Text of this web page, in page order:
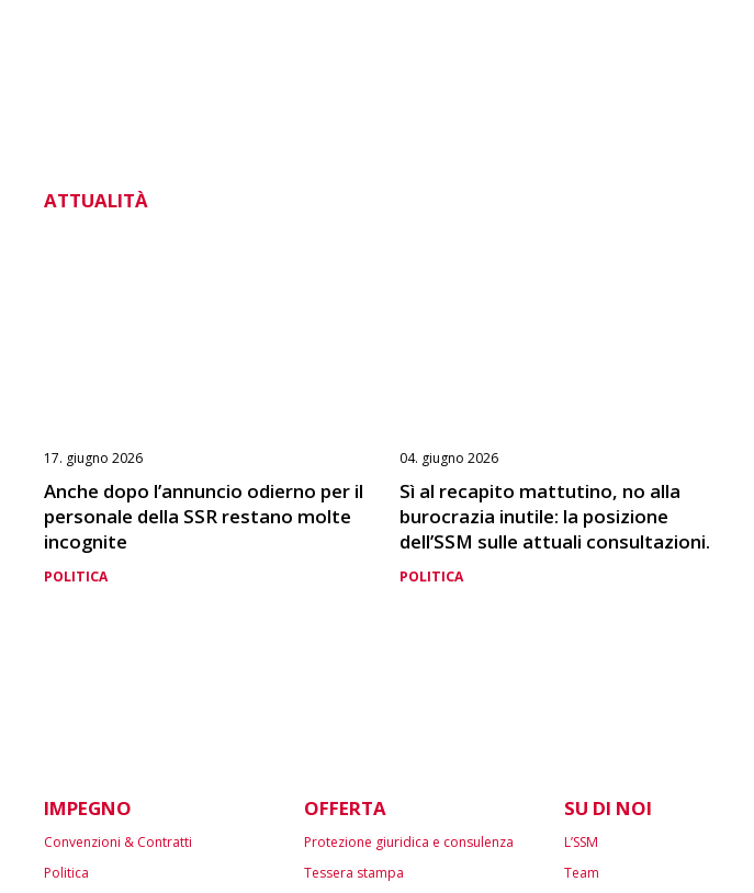
ATTUALITÀ
17. giugno 2026
Anche dopo l’annuncio odierno per il
personale della SSR restano molte
incognite
POLITICA
04. giugno 2026
Sì al recapito mattutino, no alla
burocrazia inutile: la posizione
dell’SSM sulle attuali consultazioni.
POLITICA
IMPEGNO
Convenzioni & Contratti
Politica
OFFERTA
Protezione giuridica e consulenza
Tessera stampa
SU DI NOI
L’SSM
Team